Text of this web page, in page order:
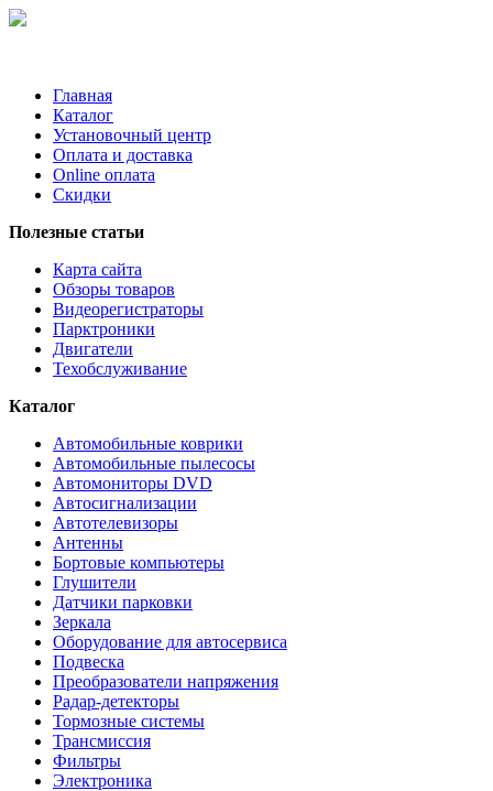
Главная
Каталог
Установочный центр
Оплата и доставка
Online оплата
Скидки
Полезные статьи
Карта сайта
Обзоры товаров
Видеорегистраторы
Парктроники
Двигатели
Техобслуживание
Каталог
Автомобильные коврики
Автомобильные пылесосы
Автомониторы DVD
Автосигнализации
Автотелевизоры
Антенны
Бортовые компьютеры
Глушители
Датчики парковки
Зеркала
Оборудование для автосервиса
Подвеска
Преобразователи напряжения
Радар-детекторы
Тормозные системы
Трансмиссия
Фильтры
Электроника